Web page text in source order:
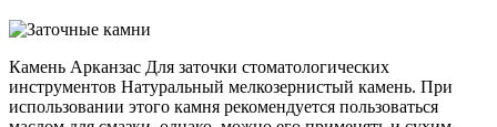
Камень Арканзас Для заточки стоматологических
инструментов Натуральный мелкозернистый камень. При
использовании этого камня рекомендуется пользоваться